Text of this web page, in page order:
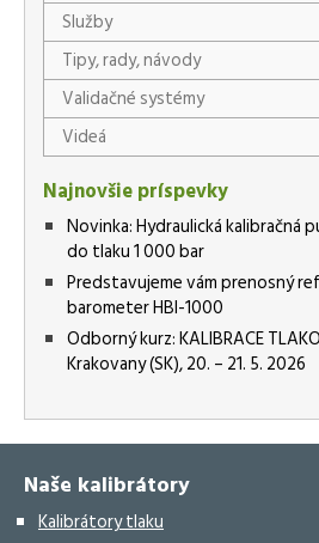
Služby
Tipy, rady, návody
Validačné systémy
Videá
Najnovšie príspevky
Novinka: Hydraulická kalibračná
do tlaku 1 000 bar
Predstavujeme vám prenosný
barometer HBI-1000
Odborný kurz: KALIBRACE
Krakovany (SK), 20. – 21. 5. 2026
Naše kalibrátory
Kalibrátory tlaku